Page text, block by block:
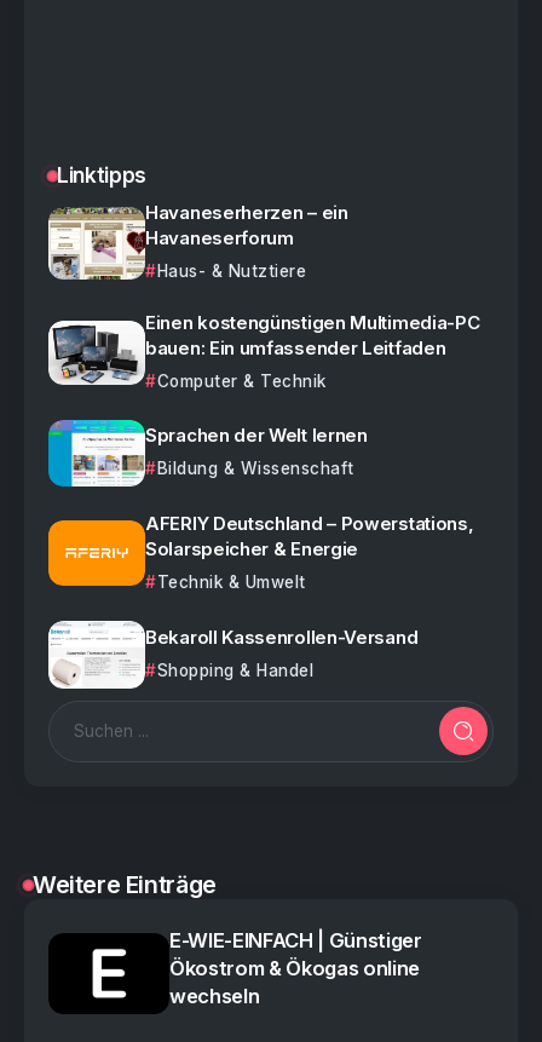
Linktipps
Havaneserherzen – ein
Havaneserforum
Haus- & Nutztiere
Einen kostengünstigen Multimedia-PC
bauen: Ein umfassender Leitfaden
Computer & Technik
Sprachen der Welt lernen
Bildung & Wissenschaft
AFERIY Deutschland – Powerstations,
Solarspeicher & Energie
Technik & Umwelt
Bekaroll Kassenrollen-Versand
Shopping & Handel
Weitere Einträge
E-WIE-EINFACH | Günstiger
Ökostrom & Ökogas online
wechseln